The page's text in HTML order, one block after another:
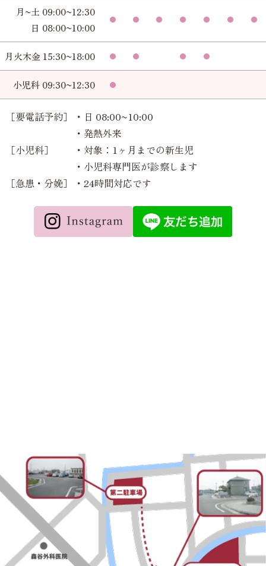
月~土 09:00~12:30
日 08:00~10:00
月火木金 15:30~18:00
小児科 09:30~12:30
［要電話予約］
・日 08:00~10:00
・発熱外来
［小児科］
・対象：1ヶ月までの新生児
・小児科専門医が診察します
［急患・分娩］
・24時間対応です